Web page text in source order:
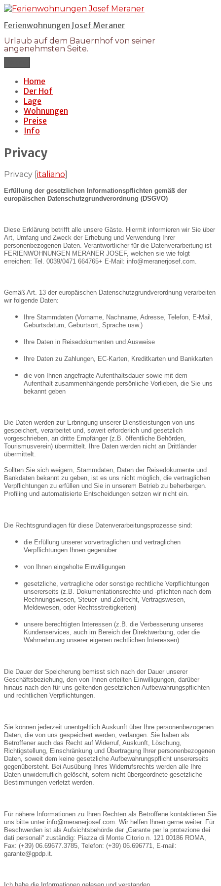
Zum
springen
Ferienwohnungen Josef Meraner
Urlaub auf dem Bauernhof von seiner
angenehmsten Seite.
Home
Der Hof
Lage
Wohnungen
Preise
Info
Privacy
Privacy [italiano]
Erfüllung der gesetzlichen Informationspflichten gemäß der
europäischen Datenschutzgrundverordnung (DSGVO)
Diese Erklärung betrifft alle unsere Gäste. Hiermit informieren wir Sie über
Art, Umfang und Zweck der Erhebung und Verwendung Ihrer
personenbezogenen Daten. Verantwortlicher für die Datenverarbeitung ist
FERIENWOHNUNGEN MERANER JOSEF, welchen sie wie folgt
erreichen: Tel. 0039/0471 664765+ E-Mail: info@meranerjosef.com.
Gemäß Art. 13 der europäischen Datenschutzgrundverordnung verarbeiten
wir folgende Daten:
Ihre Stammdaten (Vorname, Nachname, Adresse, Telefon, E-Mail,
Geburtsdatum, Geburtsort, Sprache usw.)
Ihre Daten in Reisedokumenten und Ausweise
Ihre Daten zu Zahlungen, EC-Karten, Kreditkarten und Bankkarten
die von Ihnen angefragte Aufenthaltsdauer sowie mit dem
Aufenthalt zusammenhängende persönliche Vorlieben, die Sie uns
bekannt geben
Die Daten werden zur Erbringung unserer Dienstleistungen von uns
gespeichert, verarbeitet und, soweit erforderlich und gesetzlich
vorgeschrieben, an dritte Empfänger (z.B. öffentliche Behörden,
Tourismusverein) übermittelt. Ihre Daten werden nicht an Drittländer
übermittelt.
Sollten Sie sich weigern, Stammdaten, Daten der Reisedokumente und
Bankdaten bekannt zu geben, ist es uns nicht möglich, die vertraglichen
Verpflichtungen zu erfüllen und Sie in unserem Betrieb zu beherbergen.
Profiling und automatisierte Entscheidungen setzen wir nicht ein.
Die Rechtsgrundlagen für diese Datenverarbeitungsprozesse sind:
die Erfüllung unserer vorvertraglichen und vertraglichen
Verpflichtungen Ihnen gegenüber
von Ihnen eingeholte Einwilligungen
gesetzliche, vertragliche oder sonstige rechtliche Verpflichtungen
unsererseits (z.B. Dokumentationsrechte und -pflichten nach dem
Rechnungswesen, Steuer- und Zollrecht, Vertragswesen,
Meldewesen, oder Rechtsstreitigkeiten)
unsere berechtigten Interessen (z.B. die Verbesserung unseres
Kundenservices, auch im Bereich der Direktwerbung, oder die
Wahrnehmung unserer eigenen rechtlichen Interessen).
Die Dauer der Speicherung bemisst sich nach der Dauer unserer
Geschäftsbeziehung, den von Ihnen erteilten Einwilligungen, darüber
hinaus nach den für uns geltenden gesetzlichen Aufbewahrungspflichten
und rechtlichen Verpflichtungen.
Sie können jederzeit unentgeltlich Auskunft über Ihre personenbezogenen
Daten, die von uns gespeichert werden, verlangen. Sie haben als
Betroffener auch das Recht auf Widerruf, Auskunft, Löschung,
Richtigstellung, Einschränkung und Übertragung Ihrer personenbezogenen
Daten, soweit dem keine gesetzliche Aufbewahrungspflicht unsererseits
gegenübersteht. Bei Ausübung Ihres Widerrufsrechts werden alle Ihre
Daten unwiderruflich gelöscht, sofern nicht übergeordnete gesetzliche
Bestimmungen verletzt werden.
Für nähere Informationen zu Ihren Rechten als Betroffene kontaktieren Sie
uns bitte unter info@meranerjosef.com. Wir helfen Ihnen gerne weiter. Für
Beschwerden ist als Aufsichtsbehörde der „Garante per la protezione dei
dati personali“ zuständig: Piazza di Monte Citorio n. 121 00186 ROMA,
Fax: (+39) 06.69677.3785, Telefon: (+39) 06.696771, E-mail:
garante@gpdp.it.